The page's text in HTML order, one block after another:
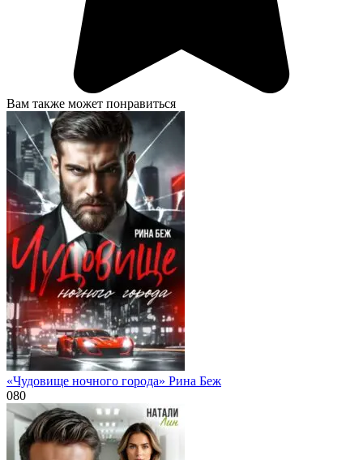
Вам также может понравиться
«Чудовище ночного города» Рина Беж
080